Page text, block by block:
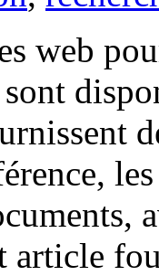
web
article